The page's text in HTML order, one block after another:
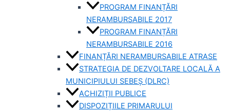
PROGRAM FINANȚĂRI
NERAMBURSABILE 2017
PROGRAM FINANȚĂRI
NERAMBURSABILE 2016
FINANȚĂRI NERAMBURSABILE ATRASE
STRATEGIA DE DEZVOLTARE LOCALĂ A
MUNICIPIULUI SEBEȘ (DLRC)
ACHIZIȚII PUBLICE
DISPOZIȚIILE PRIMARULUI